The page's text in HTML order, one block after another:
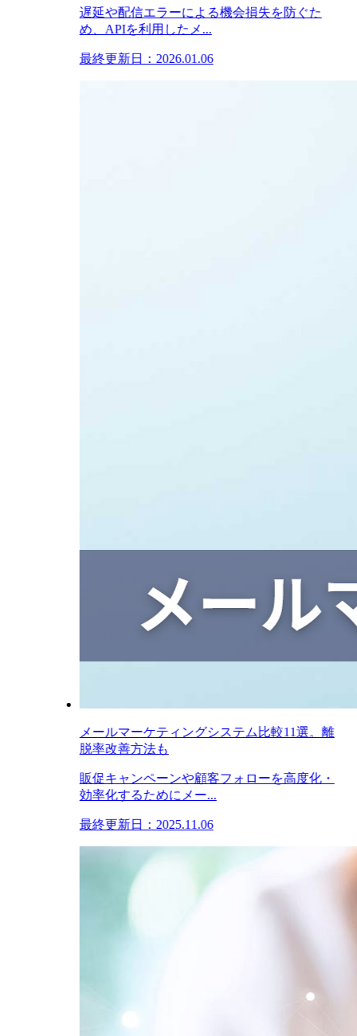
遅延や配信エラーによる機会損失を防ぐた
め、APIを利用したメ...
最終更新日：2026.01.06
メールマーケティングシステム比較11選。離
脱率改善方法も
販促キャンペーンや顧客フォローを高度化・
効率化するためにメー...
最終更新日：2025.11.06